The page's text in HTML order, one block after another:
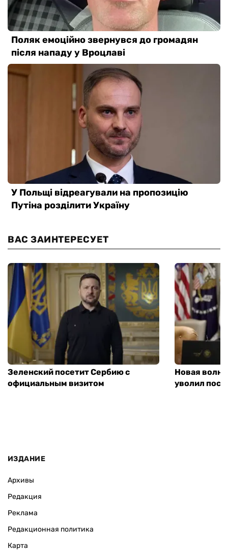
ВАС ЗАИНТЕРЕСУЕТ
Зеленский посетит Сербию с
официальным визитом
Новая
уволил
ИЗДАНИЕ
Архивы
Редакция
Реклама
Редакционная политика
Карта